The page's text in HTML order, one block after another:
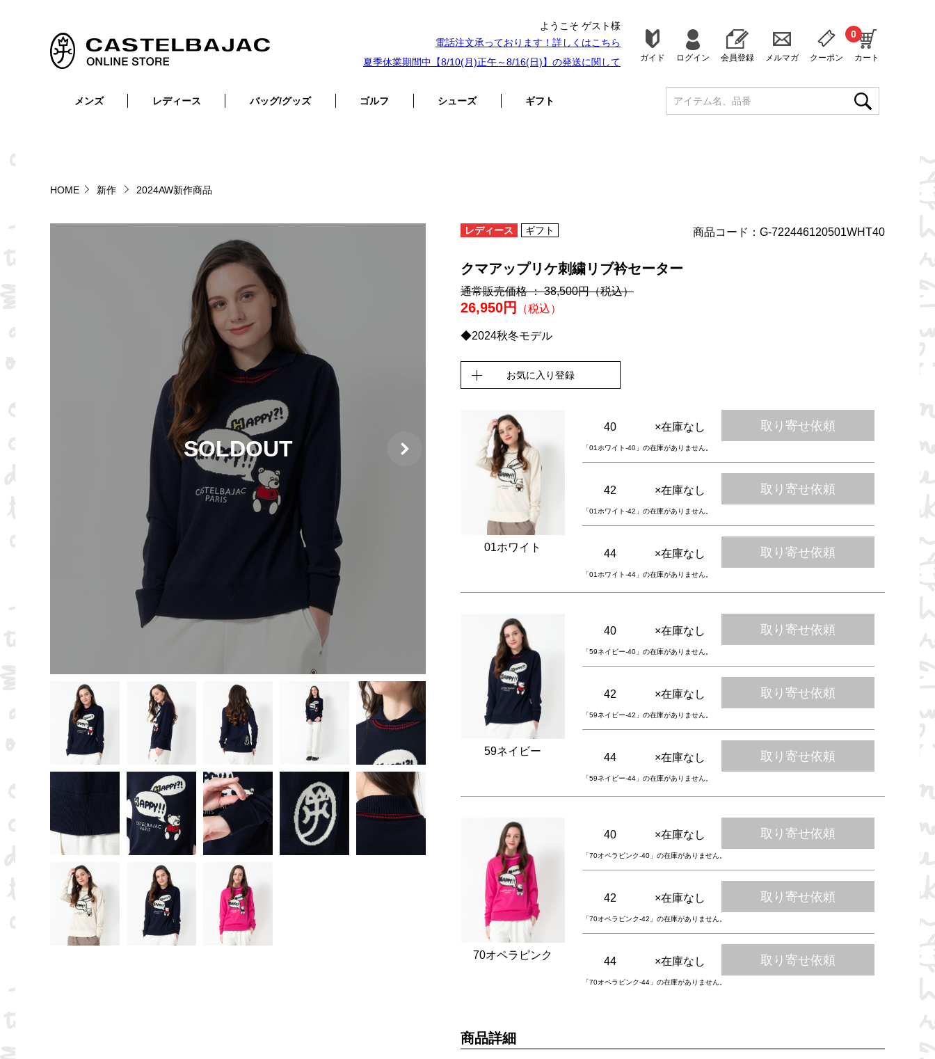
ようこそ ゲスト様
電話注文承っております！詳しくはこちら
夏季休業期間中【8/10(月)正午～8/16(日)】の発送に関して
ガイド ログイン 会員登録 メルマガ クーポン カート
0
メンズ レディース バッグ/グッズ ゴルフ シューズ ギフト
HOME 新作 2024AW新作商品
SOLDOUT
レディース ギフト 商品コード：G-722446120501WHT40
クマアップリケ刺繍リブ衿セーター
通常販売価格 ： 38,500円（税込）
26,950円 （税込）
◆2024秋冬モデル
お気に入り登録
01ホワイト
40 ×在庫なし 取り寄せ依頼
「01ホワイト-40」の在庫がありません。
42 ×在庫なし 取り寄せ依頼
「01ホワイト-42」の在庫がありません。
44 ×在庫なし 取り寄せ依頼
「01ホワイト-44」の在庫がありません。
59ネイビー
40 ×在庫なし 取り寄せ依頼
「59ネイビー-40」の在庫がありません。
42 ×在庫なし 取り寄せ依頼
「59ネイビー-42」の在庫がありません。
44 ×在庫なし 取り寄せ依頼
「59ネイビー-44」の在庫がありません。
70オペラピンク
40 ×在庫なし 取り寄せ依頼
「70オペラピンク-40」の在庫がありません。
42 ×在庫なし 取り寄せ依頼
「70オペラピンク-42」の在庫がありません。
44 ×在庫なし 取り寄せ依頼
「70オペラピンク-44」の在庫がありません。
商品詳細